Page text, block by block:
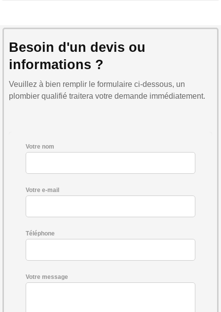
Besoin d'un devis ou
informations ?
Veuillez à bien remplir le formulaire ci-dessous, un
plombier qualifié traitera votre demande immédiatement.
Votre nom
Votre e-mail
Téléphone
Votre message